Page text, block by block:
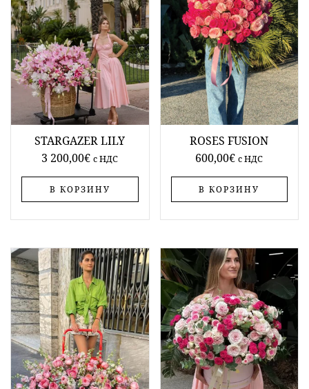
STARGAZER LILY
3 200,00€ c НДС
В КОРЗИНУ
ROSES FUSION
600,00€ c НДС
В КОРЗИНУ